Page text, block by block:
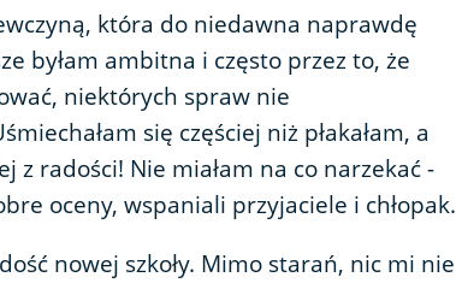
która do niedawna naprawdę
byłam ambitna i często przez to, że
niektórych spraw nie
się częściej niż płakałam, a
z radości! Nie miałam na co narzekać -
oceny, wspaniali przyjaciele i chłopak.
nowej szkoły. Mimo starań, nic mi nie